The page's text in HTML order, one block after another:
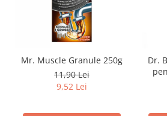
Mr. Muscle Granule 250g
11,90 Lei
9,52 Lei
Dr.